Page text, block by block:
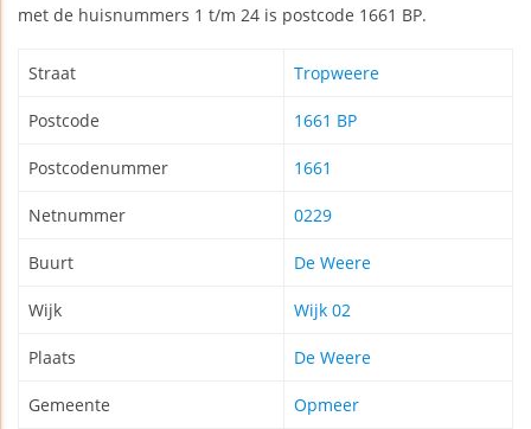
met de huisnummers 1 t/m 24 is postcode 1661 BP.
Straat Tropweere
Postcode 1661 BP
Postcodenummer 1661
Netnummer 0229
Buurt De Weere
Wijk Wijk 02
Plaats De Weere
Gemeente Opmeer